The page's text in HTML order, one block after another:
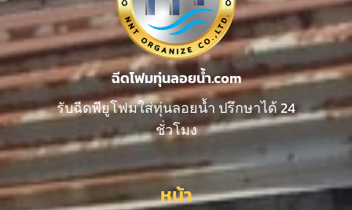
ฉีดโฟมทุ่นลอยน้ำ.com
รับฉีดพียูโฟมใส่ทุ่นลอยน้ำ ปรึกษาได้ 24
ชั่วโมง
หน้า